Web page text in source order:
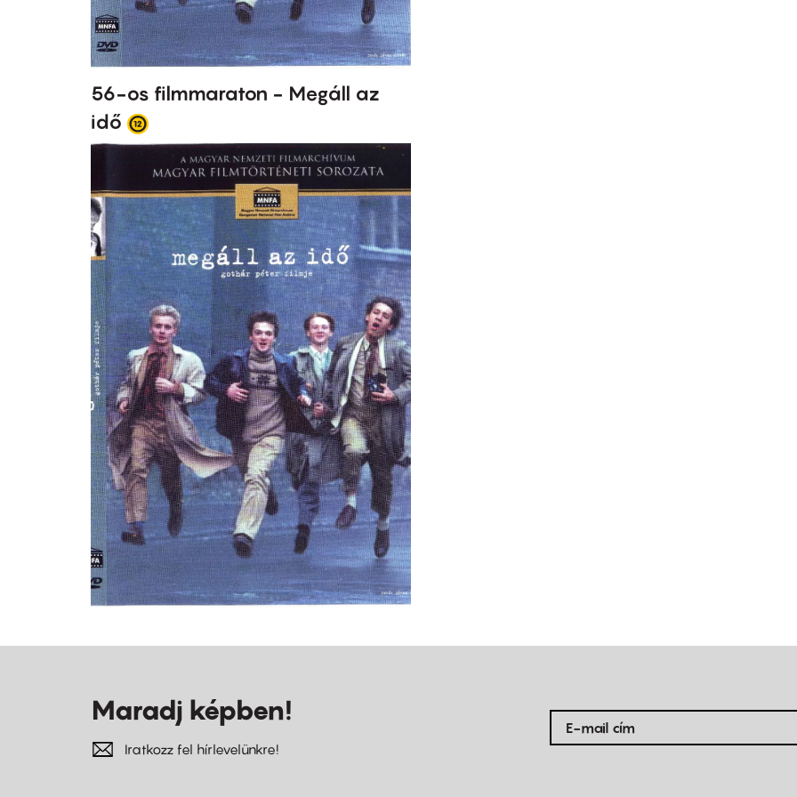
56-os filmmaraton - Megáll az
idő
Maradj képben!
Iratkozz fel hírlevelünkre!